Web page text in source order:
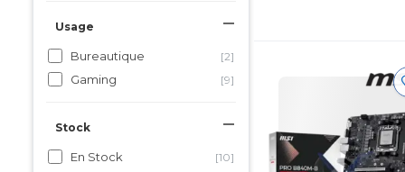
Usage
Bureautique [2]
Gaming [9]
Stock
En Stock [10]